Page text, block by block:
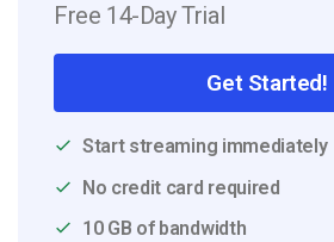
Free 14-Day Trial
Get Started!
Start streaming immediately
No credit card required
10 GB of bandwidth